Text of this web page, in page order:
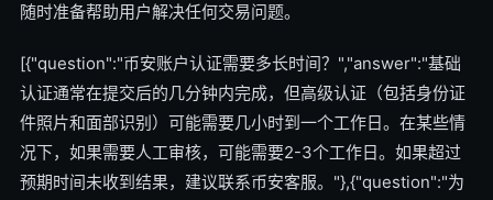
随时准备帮助用户解决任何交易问题。
[{"question":"币安账户认证需要多长时间？","answer":"基础
认证通常在提交后的几分钟内完成，但高级认证（包括身份证
件照片和面部识别）可能需要几小时到一个工作日。在某些情
况下，如果需要人工审核，可能需要2-3个工作日。如果超过
预期时间未收到结果，建议联系币安客服。"},{"question":"为